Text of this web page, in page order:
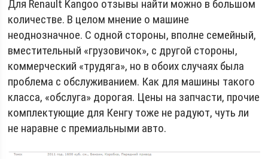
Для Renault Kangoo отзывы найти можно в большом
количестве. В целом мнение о машине
неоднозначное. С одной стороны, вполне семейный,
вместительный «грузовичок», с другой стороны,
коммерческий «трудяга», но в обоих случаях была
проблема с обслуживанием. Как для машины такого
класса, «обслуга» дорогая. Цены на запчасти, прочие
комплектующие для Кенгу тоже не радуют, чуть ли
не наравне с премиальными авто.